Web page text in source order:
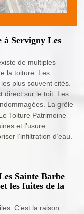
à Servigny Les
de multiples
la toiture. Les
plus souvent cités.
direct sur le toit. Les
La grêle
Toiture Patrimoine
et l’usure
l’infiltration d’eau.
Sainte Barbe
les fuites de la
C’est la raison